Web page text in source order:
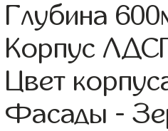
Глубина
Корпус
Цвет
Фасады -